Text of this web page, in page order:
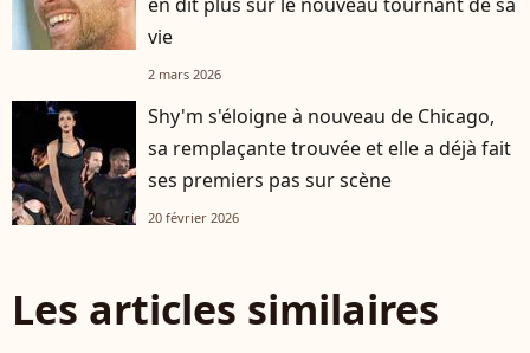
vie
2 mars 2026
Shy'm s'éloigne à nouveau de Chicago,
sa remplaçante trouvée et elle a déjà fait
ses premiers pas sur scène
20 février 2026
Les articles similaires